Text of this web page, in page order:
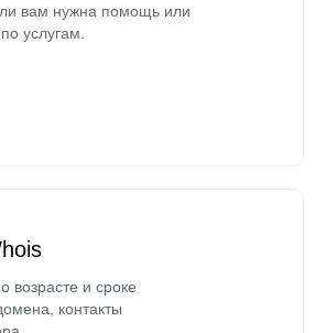
вам нужна помощь или
услугам.
возрасте и сроке
контакты